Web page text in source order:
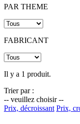
PAR THEME
FABRICANT
Il y a 1 produit.
Trier par :
-- veuillez choisir --
Prix, décroissant Prix,